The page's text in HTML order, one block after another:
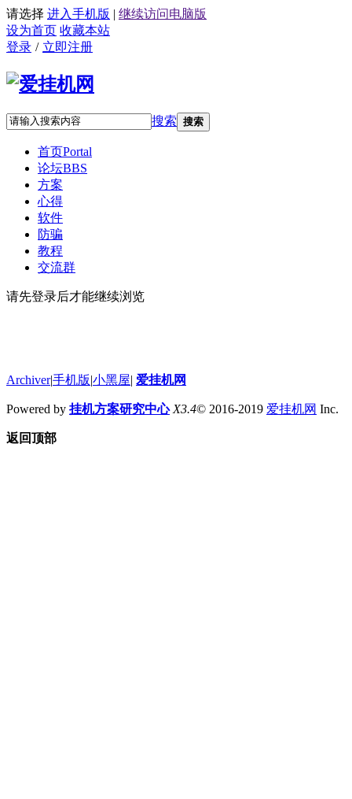
请选择 进入手机版 | 继续访问电脑版
设为首页 收藏本站
登录 / 立即注册
搜索 搜索
首页Portal
论坛BBS
方案
心得
软件
防骗
教程
交流群
请先登录后才能继续浏览
Archiver|手机版|小黑屋| 爱挂机网
Powered by 挂机方案研究中心 X3.4© 2016-2019 爱挂机网 Inc.
返回顶部